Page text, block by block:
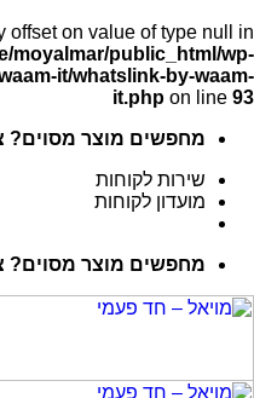
offset on value of type null in
moyalmar/public_html/wp-
it/whatslink-by-waam-
it.php on line 93
מחפשים מוצר מסוים?
שירות לקוחות
מועדון לקוחות
מחפשים מוצר מסוים?